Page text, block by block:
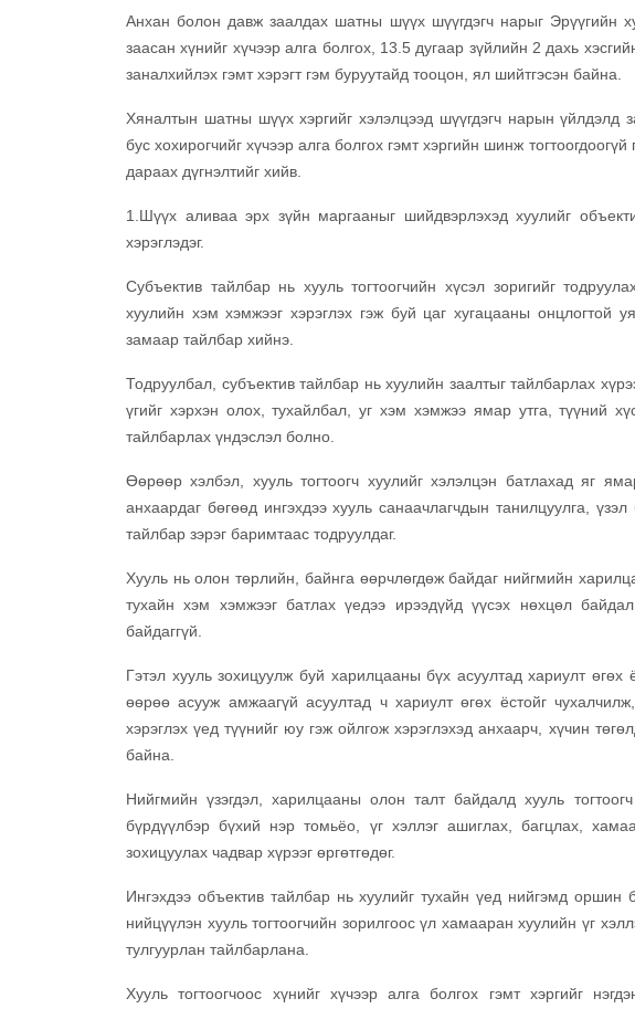
Анхан болон давж заалдах шатны шүүх шүүгдэгч нарыг Эрүүгийн
заасан хүнийг хүчээр алга болгох, 13.5 дугаар зүйлийн 2 дахь
заналхийлэх гэмт хэрэгт гэм буруутайд тооцон, ял шийтгэсэн байна.
Хяналтын шатны шүүх хэргийг хэлэлцээд шүүгдэгч нарын үйлдэлд
бус хохирогчийг хүчээр алга болгох гэмт хэргийн шинж
дараах дүгнэлтийг хийв.
1.Шүүх аливаа эрх зүйн маргааныг шийдвэрлэхэд хуулийг
хэрэглэдэг.
Субъектив тайлбар нь хууль тогтоогчийн хүсэл зоригийг
хуулийн хэм хэмжээг хэрэглэх гэж буй цаг хугацааны онцлогтой
замаар тайлбар хийнэ.
Тодруулбал, субъектив тайлбар нь хуулийн заалтыг тайлбарлах
үгийг хэрхэн олох, тухайлбал, уг хэм хэмжээ ямар утга, түүний
тайлбарлах үндэслэл болно.
Өөрөөр хэлбэл, хууль тогтоогч хуулийг хэлэлцэн батлахад яг
анхаардаг бөгөөд ингэхдээ хууль санаачлагчдын танилцуулга,
тайлбар зэрэг баримтаас тодруулдаг.
Хууль нь олон төрлийн, байнга өөрчлөгдөж байдаг нийгмийн
тухайн хэм хэмжээг батлах үедээ ирээдүйд үүсэх нөхцөл
байдаггүй.
Гэтэл хууль зохицуулж буй харилцааны бүх асуултад хариулт өгөх
өөрөө асууж амжаагүй асуултад ч хариулт өгөх ёстойг
хэрэглэх үед түүнийг юу гэж ойлгож хэрэглэхэд анхаарч, хүчин
байна.
Нийгмийн үзэгдэл, харилцааны олон талт байдалд хууль
бүрдүүлбэр бүхий нэр томьёо, үг хэллэг ашиглах, багцлах,
зохицуулах чадвар хүрээг өргөтгөдөг.
Ингэхдээ объектив тайлбар нь хуулийг тухайн үед нийгэмд
нийцүүлэн хууль тогтоогчийн зорилгоос үл хамааран хуулийн үг
тулгуурлан тайлбарлана.
Хууль тогтоогчоос хүнийг хүчээр алга болгох гэмт хэргийг